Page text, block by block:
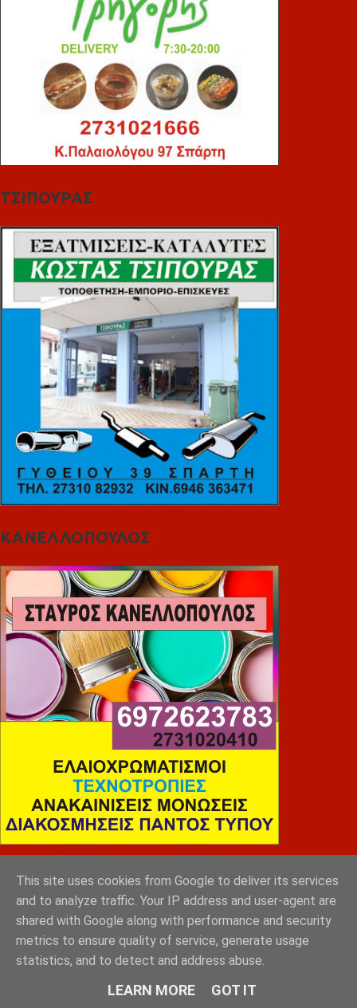
ΤΣΙΠΟΥΡΑΣ
ΚΑΝΕΛΛΟΠΟΥΛΟΣ
SLEEP EXPERTS
This site uses cookies from Google to deliver its services
and to analyze traffic. Your IP address and user-agent are
shared with Google along with performance and security
metrics to ensure quality of service, generate usage
statistics, and to detect and address abuse.
LEARN MORE GOT IT